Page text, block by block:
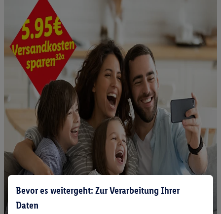
Bevor es weitergeht: Zur Verarbeitung Ihrer
Daten